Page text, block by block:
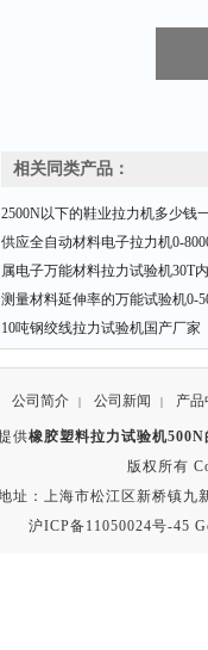
相关同类产品：
2500N以下的鞋业拉力机多少钱
供应全自动材料电子拉力机0-
属电子万能材料拉力试验机30T
测量材料延伸率的万能试验机0-
10吨钢绞线拉力试验机国产厂家
公司简介 | 公司新闻 | 产品
供橡胶塑料拉力试验机
版权所有
址：上海市松江区新桥镇九
沪ICP备11050024号-45